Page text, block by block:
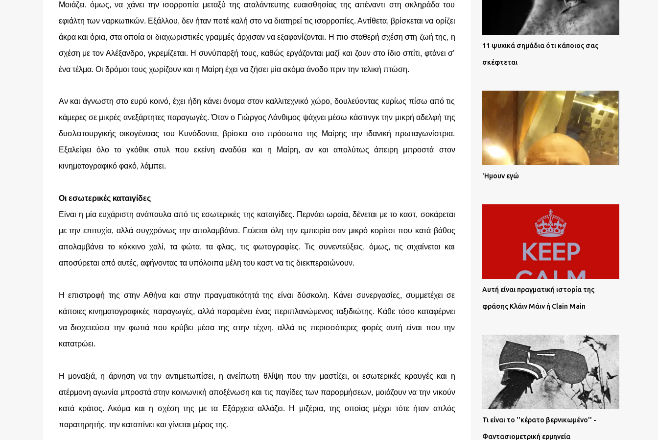
Μοιάζει, όμως, να χάνει την ισορροπία μεταξύ της αταλάντευτης ευαισθησίας της απέναντι στη σκληράδα του
εφιάλτη των ναρκωτικών. Εξάλλου, δεν ήταν ποτέ καλή στο να διατηρεί τις ισορροπίες. Αντίθετα, βρίσκεται να ορίζει
άκρα και όρια, στα οποία οι διαχωριστικές γραμμές άρχισαν να εξαφανίζονται. Η πιο σταθερή σχέση στη ζωή της, η
σχέση με τον Αλέξανδρο, γκρεμίζεται. Η συνύπαρξή τους, καθώς εργάζονται μαζί και ζουν στο ίδιο σπίτι, φτάνει σ’
ένα τέλμα. Οι δρόμοι τους χωρίζουν και η Μαίρη έχει να ζήσει μία ακόμα άνοδο πριν την τελική πτώση.
Αν και άγνωστη στο ευρύ κοινό, έχει ήδη κάνει όνομα στον καλλιτεχνικό χώρο, δουλεύοντας κυρίως πίσω από τις
κάμερες σε μικρές ανεξάρτητες παραγωγές. Όταν ο Γιώργος Λάνθιμος ψάχνει μέσω κάστινγκ την μικρή αδελφή της
δυσλειτουργικής οικογένειας του Κυνόδοντα, βρίσκει στο πρόσωπο της Μαίρης την ιδανική πρωταγωνίστρια.
Εξαλείφει όλο το γκόθικ στυλ που εκείνη αναδύει και η Μαίρη, αν και απολύτως άπειρη μπροστά στον
κινηματογραφικό φακό, λάμπει.
Οι εσωτερικές καταιγίδες
Είναι η μία ευχάριστη ανάπαυλα από τις εσωτερικές της καταιγίδες. Περνάει ωραία, δένεται με το καστ, σοκάρεται
με την επιτυχία, αλλά συγχρόνως την απολαμβάνει. Γεύεται όλη την εμπειρία σαν μικρό κορίτσι που κατά βάθος
απολαμβάνει το κόκκινο χαλί, τα φώτα, τα φλας, τις φωτογραφίες. Τις συνεντεύξεις, όμως, τις σιχαίνεται και
αποσύρεται από αυτές, αφήνοντας τα υπόλοιπα μέλη του καστ να τις διεκπεραιώνουν.
Η επιστροφή της στην Αθήνα και στην πραγματικότητά της είναι δύσκολη. Κάνει συνεργασίες, συμμετέχει σε
κάποιες κινηματογραφικές παραγωγές, αλλά παραμένει ένας περιπλανώμενος ταξιδιώτης. Κάθε τόσο καταφέρνει
να διοχετεύσει την φωτιά που κρύβει μέσα της στην τέχνη, αλλά τις περισσότερες φορές αυτή είναι που την
κατατρώει.
Η μοναξιά, η άρνηση να την αντιμετωπίσει, η ανείπωτη θλίψη που την μαστίζει, οι εσωτερικές κραυγές και η
ατέρμονη αγωνία μπροστά στην κοινωνική αποξένωση και τις παγίδες των παρορμήσεων, μοιάζουν να την νικούν
κατά κράτος. Ακόμα και η σχέση της με τα Εξάρχεια αλλάζει. Η μιζέρια, της οποίας μέχρι τότε ήταν απλός
παρατηρητής, την καταπίνει και γίνεται μέρος της.
11 ψυχικά σημάδια ότι κάποιος σας
σκέφτεται
'Ημουν εγώ
Αυτή είναι πραγματική ιστορία της
φράσης Κλάιν Μάιν ή Clain Main
Τι είναι το ''κέρατο βερνικωμένο'' -
Φαντασιομετρική ερμηνεία